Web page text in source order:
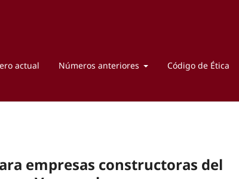
actual Números anteriores Código de Ética
empresas constructoras del